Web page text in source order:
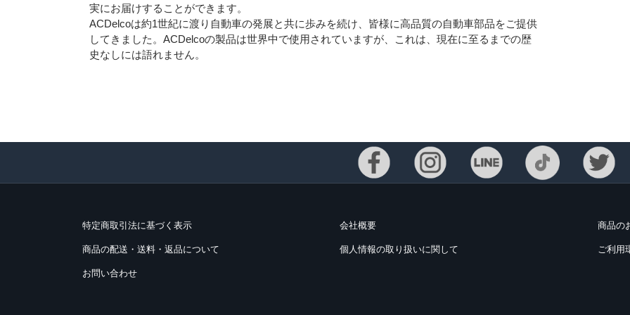
実にお届けすることができます。
ACDelcoは約1世紀に渡り自動車の発展と共に歩みを続け、皆様に高品質の自動車部品をご提供
してきました。ACDelcoの製品は世界中で使用されていますが、これは、現在に至るまでの歴
史なしには語れません。
特定商取引法に基づく表示 会社概要 商品の
商品の配送・送料・返品について 個人情報の取り扱いに関して ご利用
お問い合わせ